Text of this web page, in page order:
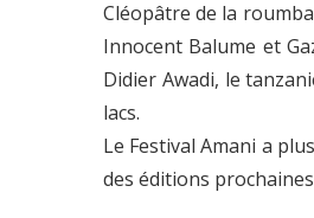
Cléopâtre de la
Innocent Balume et
Didier Awadi, le
lacs.
Le Festival Amani a
des éditions